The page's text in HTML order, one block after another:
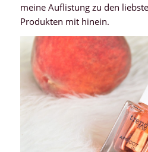
meine Auflistung zu den
Produkten mit hinein.